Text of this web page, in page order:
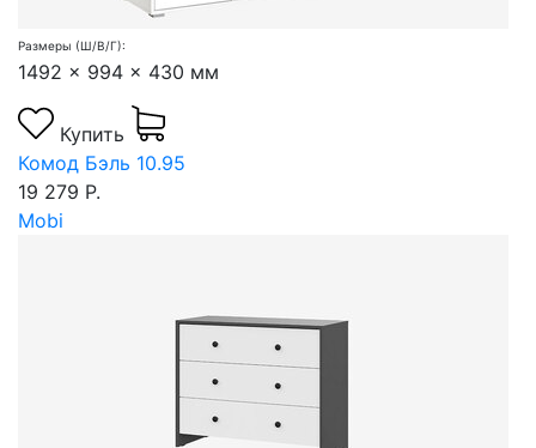
Размеры (Ш/В/Г):
1492 x 994 x 430 мм
Купить
Комод Бэль 10.95
19 279 Р.
Mobi